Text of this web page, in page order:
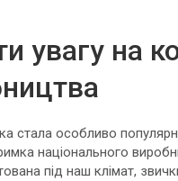
увагу на
стала особливо
національного
під наш клімат,